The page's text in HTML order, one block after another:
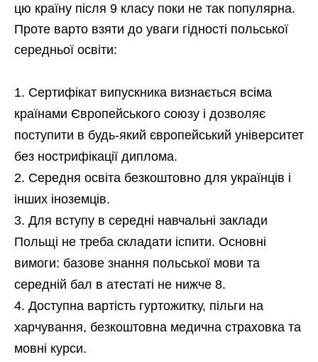
цю країну після 9 класу поки не так популярна.
Проте варто взяти до уваги гідності польської
середньої освіти:
Сертифікат випускника визнається всіма
країнами Європейського союзу і дозволяє
поступити в будь-який європейський університет
без нострифікації диплома.
Середня освіта безкоштовно для українців і
інших іноземців.
Для вступу в середні навчальні заклади
Польщі не треба складати іспити. Основні
вимоги: базове знання польської мови та
середній бал в атестаті не нижче 8.
Доступна вартість гуртожитку, пільги на
харчування, безкоштовна медична страховка та
мовні курси.